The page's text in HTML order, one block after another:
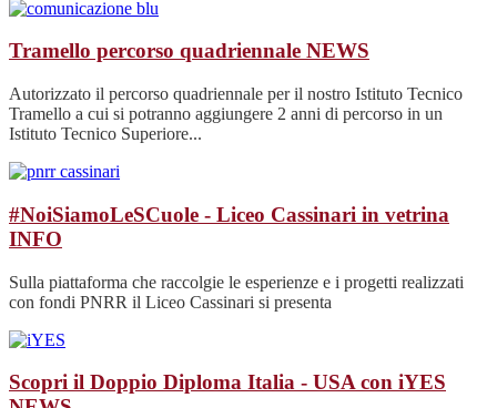
Tramello percorso quadriennale NEWS
Autorizzato il percorso quadriennale per il nostro Istituto Tecnico
Tramello a cui si potranno aggiungere 2 anni di percorso in un
Istituto Tecnico Superiore...
#NoiSiamoLeSCuole - Liceo Cassinari in vetrina
INFO
Sulla piattaforma che raccolgie le esperienze e i progetti realizzati
con fondi PNRR il Liceo Cassinari si presenta
Scopri il Doppio Diploma Italia - USA con iYES